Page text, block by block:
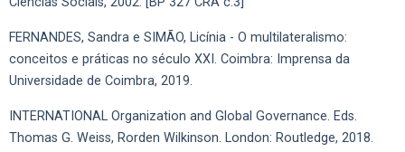
FERNANDES, Sandra e SIMÃO, Licínia - O multilateralismo:
conceitos e práticas no século XXI. Coimbra: Imprensa da
Universidade de Coimbra, 2019.
INTERNATIONAL Organization and Global Governance. Eds.
Thomas G. Weiss, Rorden Wilkinson. London: Routledge, 2018.